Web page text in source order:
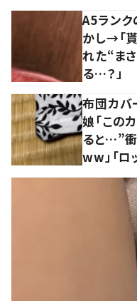
A5ランク
かし→「
れた“ま
る…？」
布団カバ
娘「この
ると…”
ww」「